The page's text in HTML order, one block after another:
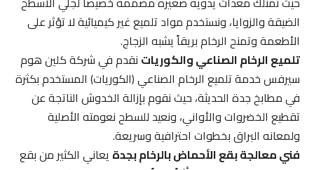
الضيقة والزوايا، ونستخدم مواد تلميع غير كيميائية لا تؤثر على
الأطعمة وتمنح الرخام بريقاً يشبه الزجاج.
تلميع الرخام الصناعي والكورياتنقدم في شركة كلين هوم
سيرفس خدمة تلميع الرخام الصناعي (الكوريات) المستخدم بكثرة
في مطابخ جدة الحديثة، حيث نقوم بإزالة الخدوش الناتجة عن
تقطيع الخضروات والأواني، ونعيد للسطح نعومته الأصلية
ولمعانه البراق بخطوات احترافية وسريعة.
فني معالجة بقع الأحماض بالرخام بجدةيعاني الكثير من بقع